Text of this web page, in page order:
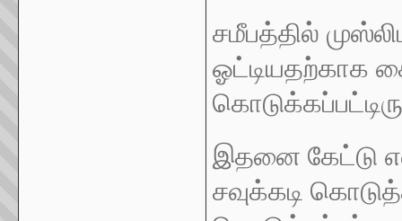
சமீபத்தில்
ஓட்டியதற்காக
இதனை கேட்டு
சவுக்கடி